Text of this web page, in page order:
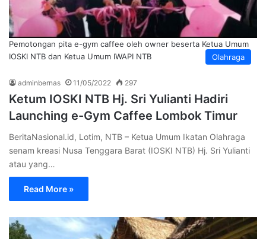
Olahraga
Pemotongan pita e-gym caffee oleh owner beserta Ketua Umum
IOSKI NTB dan Ketua Umum IWAPI NTB
adminbernas 11/05/2022 297
Ketum IOSKI NTB Hj. Sri Yulianti Hadiri
Launching e-Gym Caffee Lombok Timur
BeritaNasional.id, Lotim, NTB – Ketua Umum Ikatan Olahraga
senam kreasi Nusa Tenggara Barat (IOSKI NTB) Hj. Sri Yulianti
atau yang…
Read More »